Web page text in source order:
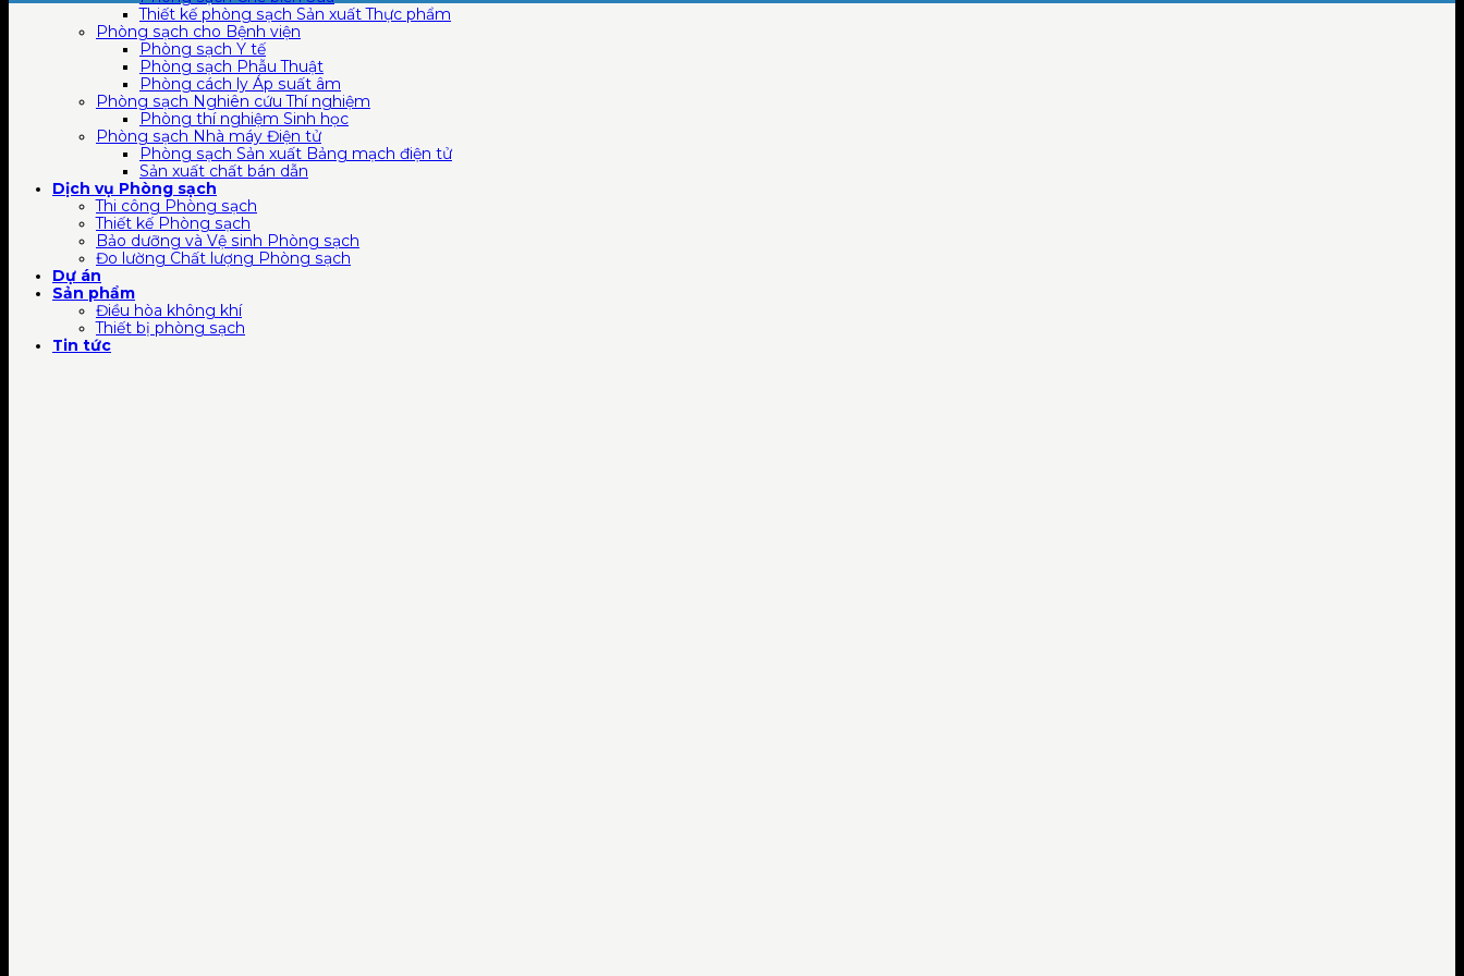
Thiết kế phòng sạch Sản xuất Thực phẩm
Phòng sạch cho Bệnh viện
Phòng sạch Y tế
Phòng sạch Phẫu Thuật
Phòng cách ly Áp suất âm
Phòng sạch Nghiên cứu Thí nghiệm
Phòng thí nghiệm Sinh học
Phòng sạch Nhà máy Điện tử
Phòng sạch Sản xuất Bảng mạch điện tử
Sản xuất chất bán dẫn
Dịch vụ Phòng sạch
Thi công Phòng sạch
Thiết kế Phòng sạch
Bảo dưỡng và Vệ sinh Phòng sạch
Đo lường Chất lượng Phòng sạch
Dự án
Sản phẩm
Điều hòa không khí
Thiết bị phòng sạch
Tin tức